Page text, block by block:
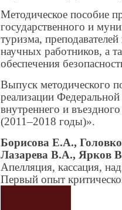
Методическое пособие
государственного и
туризма,
научных работников, а
обеспечения
Выпуск методического
реализации
внутреннего и
(2011–2018 годы)».
Борисова Е.А.,
Лазарева В.А., Ярков
Апелляция, кассация,
Первый опыт